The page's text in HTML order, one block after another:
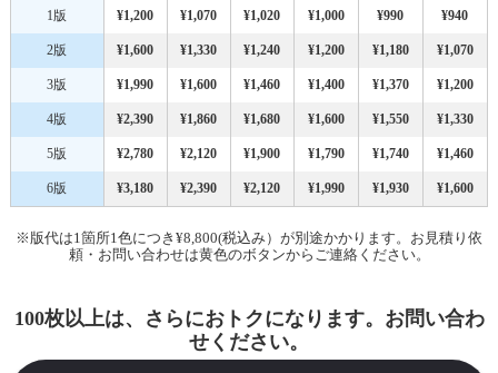
1版 ¥1,200 ¥1,070 ¥1,020 ¥1,000 ¥990 ¥940
2版 ¥1,600 ¥1,330 ¥1,240 ¥1,200 ¥1,180 ¥1,070
3版 ¥1,990 ¥1,600 ¥1,460 ¥1,400 ¥1,370 ¥1,200
4版 ¥2,390 ¥1,860 ¥1,680 ¥1,600 ¥1,550 ¥1,330
5版 ¥2,780 ¥2,120 ¥1,900 ¥1,790 ¥1,740 ¥1,460
6版 ¥3,180 ¥2,390 ¥2,120 ¥1,990 ¥1,930 ¥1,600
※版代は1箇所1色につき¥8,800(税込み）が別途かかります。お見積り依
頼・お問い合わせは黄色のボタンからご連絡ください。
100枚以上は、さらにおトクになります。お問い合わ
せください。